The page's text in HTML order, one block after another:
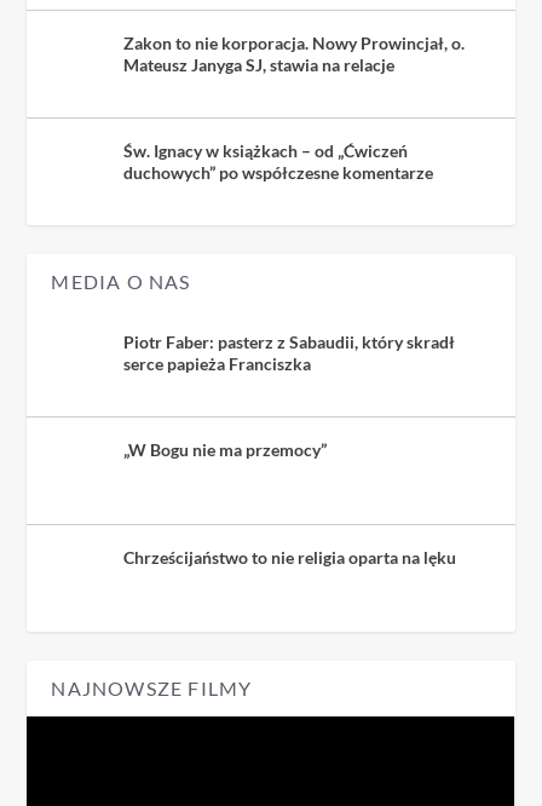
Zakon to nie korporacja. Nowy Prowincjał, o.
Mateusz Janyga SJ, stawia na relacje
Św. Ignacy w książkach – od „Ćwiczeń
duchowych” po współczesne komentarze
MEDIA O NAS
Piotr Faber: pasterz z Sabaudii, który skradł
serce papieża Franciszka
„W Bogu nie ma przemocy”
Chrześcijaństwo to nie religia oparta na lęku
NAJNOWSZE FILMY